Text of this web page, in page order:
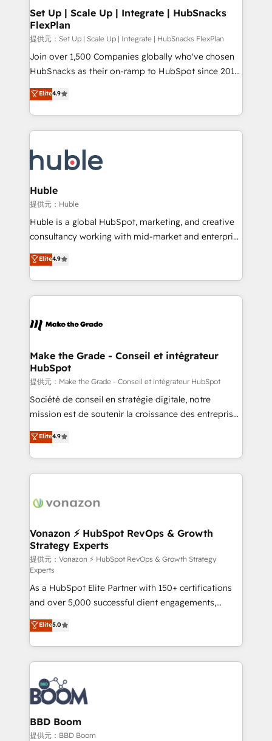
Award 🏆2020 Elite Solutions Partner 🏆2019
Integrations HubSpot Impact Award 🏆2019
Marketing Enablement HubSpot Impact Award 🏆
2018 Website Design HubSpot Impact Award 🏆2017
Website Design HubSpot Impact Award 🏆2016
Sales Enablement HubSpot Impact Award 🏆2015
Growth-Driven Design Agency of the Year 🏆2015
COS Design Award 🏆2013 HubSpot Marketplace
Provider of the Year 🏆2011 Became a HubSpot
Partner 📆Founded in 1997
Set Up | Scale Up | Integrate | HubSnacks
FlexPlan
提供元：Set Up | Scale Up | Integrate | HubSnacks FlexPlan
Join over 1,500 Companies globally who've chosen
HubSnacks as their on-ramp to HubSpot since 2014
Simple pay-as-you-go plans that accelerate value...
1️⃣ Set Up | Onboarding New or Check-fixing existing
HubSpot portals 2️⃣ Scale Up | 100% HubSpot Task
Execution... Global 24/7 ... All Experts 3️⃣ Integrate |
Slash months from your API Integration project... ⬅️
Click "Contact Business" ⬅️ to access 150+ Kickstart
Integration templates that put HubSpot in the center
of your tech stack, syncing... 🛍️ Shopify or
WooCommerce 💲 Stripe or Paypal 💰 Sage or
Netsuite 🤖 Google or Microsoft ✍️ DocuSign or
the rare Advanced "Custom Integrations"
Accreditation, securely sync data across... 🔄 any
new HubSpot portal with Advanced Website and
CRM Migrations using our in-house "HubScrub" Tool.
Elite4.9
Huble
提供元：Huble
Huble is a global HubSpot, marketing, and creative
consultancy working with mid-market and enterprise
businesses. We go beyond implementation, shaping
the strategy, processes, and teams that turn
HubSpot into a genuine growth engine. Named
HubSpot's Global Partner of the Year in 2024,
worldwide, and with over 15 years in the ecosystem,
One company, one operating model, delivering
across offices and consulting teams in the UK, USA,
Canada, Germany, France, Belgium, Singapore, and
South Africa. Certified compliant with ISO/IEC
27001:2022 and ISO 9001:2015 across all seven
Elite4.9
Make the Grade - Conseil et intégrateur
HubSpot
提供元：Make the Grade - Conseil et intégrateur HubSpot
Société de conseil en stratégie digitale, notre
mission est de soutenir la croissance des entreprises
B2B à travers l’acquisition de nouveaux clients,
l'intégration CRM et le développement des revenus
auprès de vos comptes existants. En France et à
l'international, nous travaillons avec des ETI
delà d’une simple transformation digitale et des
➤ L’intégration de CRM et de méthodologie RevOps
pour aligner les équipes marketing, commerciales et
support client (data migration, synchronisation API,
audit et maintenance) ➤ La création de sites internet
de conversion qui transforment les visiteurs en
opportunités d'affaires ➤ La mise en place de
stratégies d'acquisition marketing (SEO, SEA,
inbound, automatisation marketing, ABM, IA,
emailing) Informations clés : - 10 ans d'expérience -
100+ intégrations CRM HubSpot réussies - 40
experts conseil - 150 certifications HubSpot
cumulées
Elite4.9
Vonazon ⚡ HubSpot RevOps & Growth
Strategy Experts
提供元：Vonazon ⚡ HubSpot RevOps & Growth Strategy
Experts
As a HubSpot Elite Partner with 150+ certifications
and over 5,000 successful client engagements,
Vonazon turns marketing complexity into
measurable, scalable growth. From onboarding to
enterprise-grade campaigns, our in-house team
builds scalable strategies that drive long-term
revenue. ⚙️ HubSpot Integration & Optimization •
Seamless CRM, CMS, and automation setup •
Complex platform migrations and data cleanups •
Custom APIs and third-party integrations 📈 End-to-
End Revenue Acceleration • Lifecycle marketing and
Elite5.0
BBD Boom
提供元：BBD Boom